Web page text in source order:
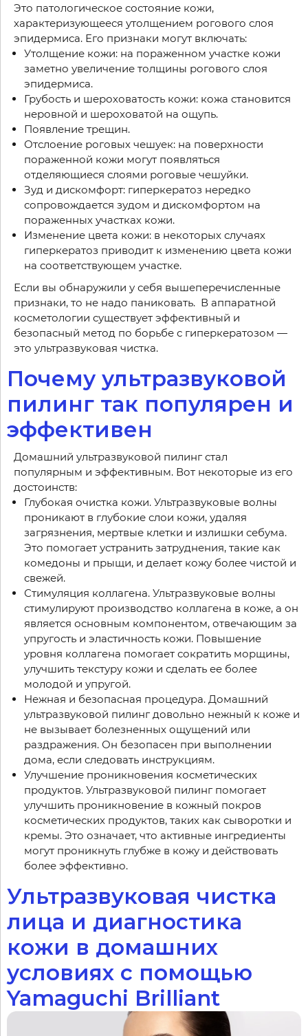
Это патологическое состояние кожи,
характеризующееся утолщением рогового слоя
эпидермиса. Его признаки могут включать:
Утолщение кожи: на пораженном участке кожи
заметно увеличение толщины рогового слоя
эпидермиса.
Грубость и шероховатость кожи: кожа становится
неровной и шероховатой на ощупь.
Появление трещин.
Отслоение роговых чешуек: на поверхности
пораженной кожи могут появляться
отделяющиеся слоями роговые чешуйки.
Зуд и дискомфорт: гиперкератоз нередко
сопровождается зудом и дискомфортом на
пораженных участках кожи.
Изменение цвета кожи: в некоторых случаях
гиперкератоз приводит к изменению цвета кожи
на соответствующем участке.
Если вы обнаружили у себя вышеперечисленные
признаки, то не надо паниковать. В аппаратной
косметологии существует эффективный и
безопасный метод по борьбе с гиперкератозом —
это ультразвуковая чистка.
Почему ультразвуковой
пилинг так популярен и
эффективен
Домашний ультразвуковой пилинг стал
популярным и эффективным. Вот некоторые из его
достоинств:
Глубокая очистка кожи. Ультразвуковые волны
проникают в глубокие слои кожи, удаляя
загрязнения, мертвые клетки и излишки себума.
Это помогает устранить затруднения, такие как
комедоны и прыщи, и делает кожу более чистой и
свежей.
Стимуляция коллагена. Ультразвуковые волны
стимулируют производство коллагена в коже, а он
является основным компонентом, отвечающим за
упругость и эластичность кожи. Повышение
уровня коллагена помогает сократить морщины,
улучшить текстуру кожи и сделать ее более
молодой и упругой.
Нежная и безопасная процедура. Домашний
ультразвуковой пилинг довольно нежный к коже и
не вызывает болезненных ощущений или
раздражения. Он безопасен при выполнении
дома, если следовать инструкциям.
Улучшение проникновения косметических
продуктов. Ультразвуковой пилинг помогает
улучшить проникновение в кожный покров
косметических продуктов, таких как сыворотки и
кремы. Это означает, что активные ингредиенты
могут проникнуть глубже в кожу и действовать
более эффективно.
Ультразвуковая чистка
лица и диагностика
кожи в домашних
условиях с помощью
Yamaguchi Brilliant